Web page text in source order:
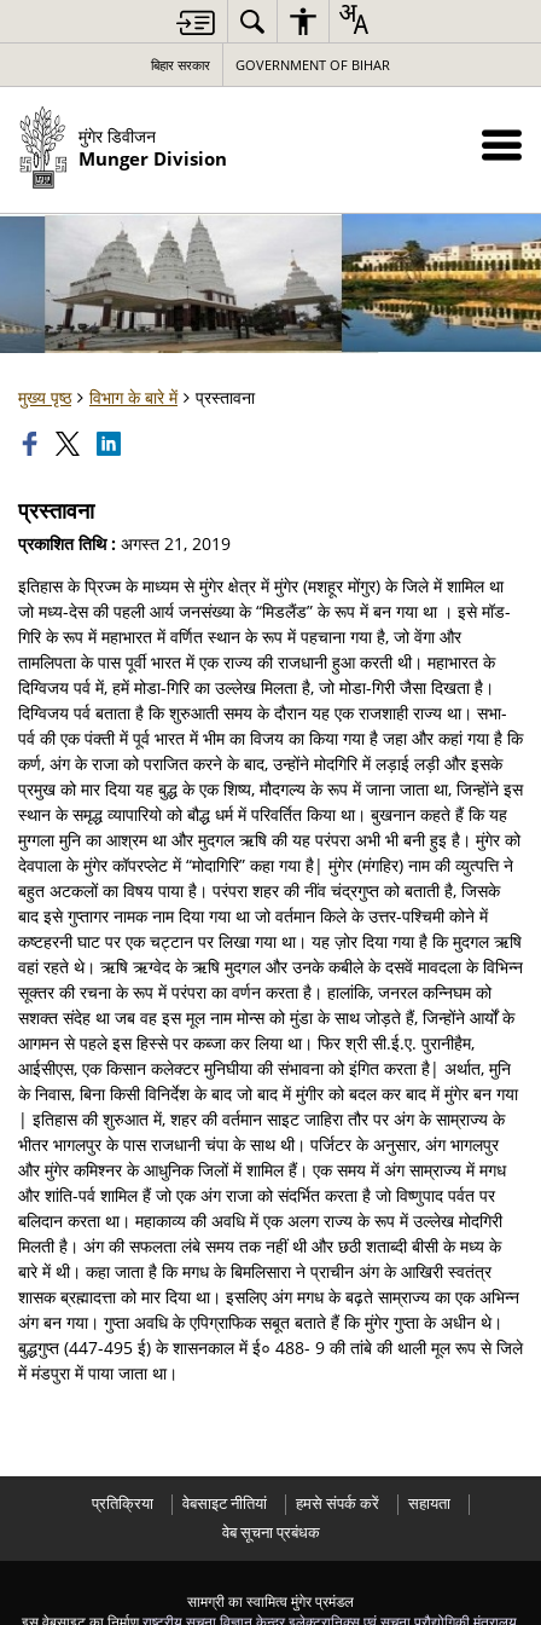
बिहार सरकार GOVERNMENT OF BIHAR
मुंगेर डिवीजन
Munger Division
मुख्य पृष्ठ विभाग के बारे में प्रस्तावना
प्रस्तावना
प्रकाशित तिथि : अगस्त 21, 2019
इतिहास के प्रिज्म के माध्यम से मुंगेर क्षेत्र में मुंगेर (मशहूर मोंगुर) के जिले में शामिल था
जो मध्य-देस की पहली आर्य जनसंख्या के “मिडलैंड” के रूप में बन गया था । इसे मॉड-
गिरि के रूप में महाभारत में वर्णित स्थान के रूप में पहचाना गया है, जो वेंगा और
तामलिपता के पास पूर्वी भारत में एक राज्य की राजधानी हुआ करती थी। महाभारत के
दिग्विजय पर्व में, हमें मोडा-गिरि का उल्लेख मिलता है, जो मोडा-गिरी जैसा दिखता है।
दिग्विजय पर्व बताता है कि शुरुआती समय के दौरान यह एक राजशाही राज्य था। सभा-
पर्व की एक पंक्ती में पूर्व भारत में भीम का विजय का किया गया है जहा और कहां गया है कि
कर्ण, अंग के राजा को पराजित करने के बाद, उन्होंने मोदगिरि में लड़ाई लड़ी और इसके
प्रमुख को मार दिया यह बुद्ध के एक शिष्य, मौदगल्य के रूप में जाना जाता था, जिन्होंने इस
स्थान के समृद्ध व्यापारियो को बौद्ध धर्म में परिवर्तित किया था। बुखनान कहते हैं कि यह
मुग्गला मुनि का आश्रम था और मुदगल ऋषि की यह परंपरा अभी भी बनी हुइ है। मुंगेर को
देवपाला के मुंगेर कॉपरप्लेट में “मोदागिरि” कहा गया है| मुंगेर (मंगहिर) नाम की व्युत्पत्ति ने
बहुत अटकलों का विषय पाया है। परंपरा शहर की नींव चंद्रगुप्त को बताती है, जिसके
बाद इसे गुप्तागर नामक नाम दिया गया था जो वर्तमान किले के उत्तर-पश्चिमी कोने में
कष्टहरनी घाट पर एक चट्टान पर लिखा गया था। यह ज़ोर दिया गया है कि मुदगल ऋषि
वहां रहते थे। ऋषि ऋग्वेद के ऋषि मुदगल और उनके कबीले के दसवें मावदला के विभिन्न
सूक्तर की रचना के रूप में परंपरा का वर्णन करता है। हालांकि, जनरल कन्निघम को
सशक्त संदेह था जब वह इस मूल नाम मोन्स को मुंडा के साथ जोड़ते हैं, जिन्होंने आर्यों के
आगमन से पहले इस हिस्से पर कब्जा कर लिया था। फिर श्री सी.ई.ए. पुरानीहैम,
आईसीएस, एक किसान कलेक्टर मुनिघीया की संभावना को इंगित करता है| अर्थात, मुनि
के निवास, बिना किसी विनिर्देश के बाद जो बाद में मुंगीर को बदल कर बाद में मुंगेर बन गया
| इतिहास की शुरुआत में, शहर की वर्तमान साइट जाहिरा तौर पर अंग के साम्राज्य के
भीतर भागलपुर के पास राजधानी चंपा के साथ थी। पर्जिटर के अनुसार, अंग भागलपुर
और मुंगेर कमिश्नर के आधुनिक जिलों में शामिल हैं। एक समय में अंग साम्राज्य में मगध
और शांति-पर्व शामिल हैं जो एक अंग राजा को संदर्भित करता है जो विष्णुपाद पर्वत पर
बलिदान करता था। महाकाव्य की अवधि में एक अलग राज्य के रूप में उल्लेख मोदगिरी
मिलती है। अंग की सफलता लंबे समय तक नहीं थी और छठी शताब्दी बीसी के मध्य के
बारे में थी। कहा जाता है कि मगध के बिमलिसारा ने प्राचीन अंग के आखिरी स्वतंत्र
शासक ब्रह्मादत्ता को मार दिया था। इसलिए अंग मगध के बढ़ते साम्राज्य का एक अभिन्न
अंग बन गया। गुप्ता अवधि के एपिग्राफिक सबूत बताते हैं कि मुंगेर गुप्ता के अधीन थे।
बुद्धगुप्त (447-495 ई) के शासनकाल में ई० 488- 9 की तांबे की थाली मूल रूप से जिले
में मंडपुरा में पाया जाता था।
प्रतिक्रिया वेबसाइट नीतियां हमसे संपर्क करें
सहायता
वेब सूचना प्रबंधक
सामग्री का स्वामित्व मुंगेर प्रमंडल